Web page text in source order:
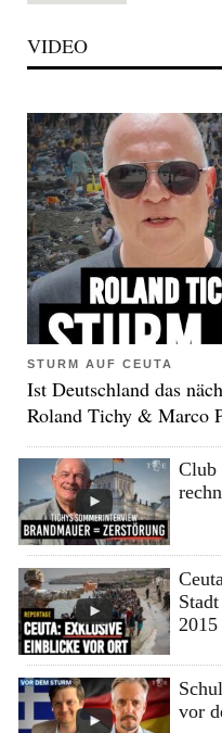
VIDEO
STURM AUF CEUTA
Ist Deutschland das
Roland Tichy & Marco
Club
vor